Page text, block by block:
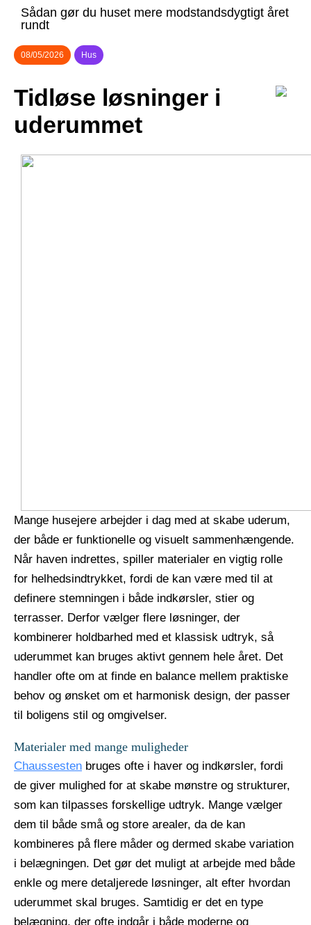
Sådan gør du huset mere modstandsdygtigt året
rundt
08/05/2026 Hus
Tidløse løsninger i
uderummet
Mange husejere arbejder i dag med at skabe uderum,
der både er funktionelle og visuelt sammenhængende.
Når haven indrettes, spiller materialer en vigtig rolle
for helhedsindtrykket, fordi de kan være med til at
definere stemningen i både indkørsler, stier og
terrasser. Derfor vælger flere løsninger, der
kombinerer holdbarhed med et klassisk udtryk, så
uderummet kan bruges aktivt gennem hele året. Det
handler ofte om at finde en balance mellem praktiske
behov og ønsket om et harmonisk design, der passer
til boligens stil og omgivelser.
Materialer med mange muligheder
Chaussesten bruges ofte i haver og indkørsler, fordi
de giver mulighed for at skabe mønstre og strukturer,
som kan tilpasses forskellige udtryk. Mange vælger
dem til både små og store arealer, da de kan
kombineres på flere måder og dermed skabe variation
i belægningen. Det gør det muligt at arbejde med både
enkle og mere detaljerede løsninger, alt efter hvordan
uderummet skal bruges. Samtidig er det en type
belægning, der ofte indgår i både moderne og